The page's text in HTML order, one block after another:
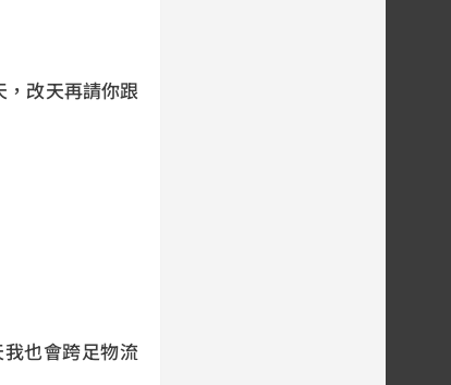
，改天再請你跟
也會跨足物流